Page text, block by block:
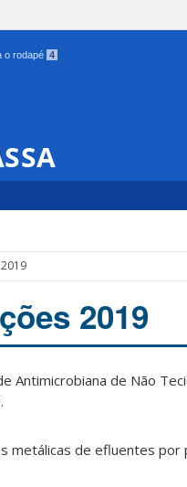
o rodapé 4
2019
Antimicrobiana de Não
metálicas de efluentes por